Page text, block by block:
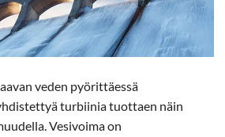
veden pyörittäessä
turbiinia tuottaen näin
Vesivoima on